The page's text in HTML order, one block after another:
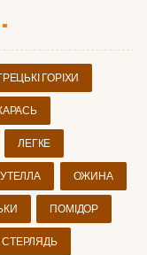
ГОРІХИ
ЛЕГКЕ
ОЖИНА
ПОМІДОР
СТЕРЛЯДЬ